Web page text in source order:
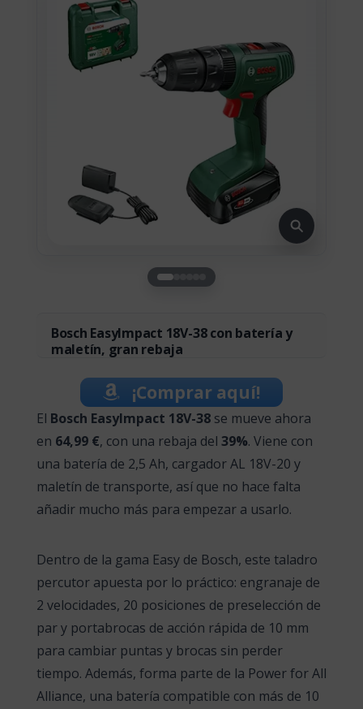
Bosch EasyImpact 18V-38 con batería y
maletín, gran rebaja
¡Comprar aquí!
El Bosch EasyImpact 18V-38se mueve ahora
en 64,99 €, con una rebaja del 39%. Viene con
una batería de 2,5 Ah, cargador AL 18V-20 y
maletín de transporte, así que no hace falta
añadir mucho más para empezar a usarlo.
Dentro de la gama Easy de Bosch, este taladro
percutor apuesta por lo práctico: engranaje de
2 velocidades, 20 posiciones de preselección de
par y portabrocas de acción rápida de 10 mm
para cambiar puntas y brocas sin perder
tiempo. Además, forma parte de la Power for All
Alliance, una batería compatible con más de 10